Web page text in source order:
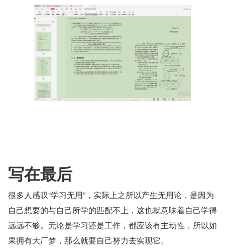
写在最后
很多人感叹“学习无用”，实际上之所以产生无用论，是因为
自己想要的与自己所学的匹配不上，这也就意味着自己学得
远远不够。无论是学习还是工作，都应该有主动性，所以如
果拥有大厂梦，那么就要自己努力去实现它。